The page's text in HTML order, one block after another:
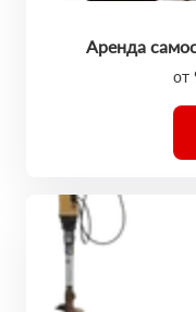
Аренда
от